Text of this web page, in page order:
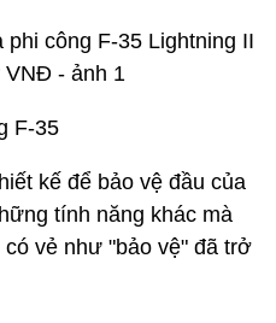
F-35
kế để bảo vệ đầu của
tính năng khác mà
vẻ như "bảo vệ" đã trở